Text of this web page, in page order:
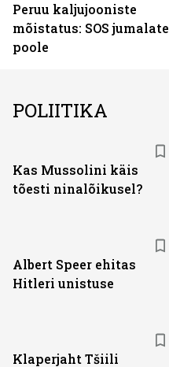
Peruu kaljujooniste
mõistatus: SOS jumalate
poole
POLIITIKA
Kas Mussolini käis
tõesti ninalõikusel?
Albert Speer ehitas
Hitleri unistuse
Klaperjaht Tšiili